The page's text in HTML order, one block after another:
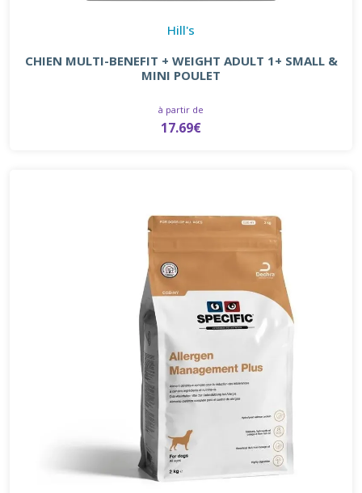
Hill's
CHIEN MULTI-BENEFIT + WEIGHT ADULT 1+ SMALL &
MINI POULET
à partir de
17.69€